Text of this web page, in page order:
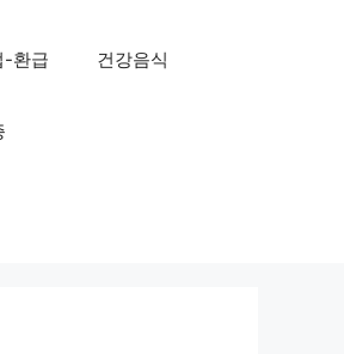
-환급 건강음식